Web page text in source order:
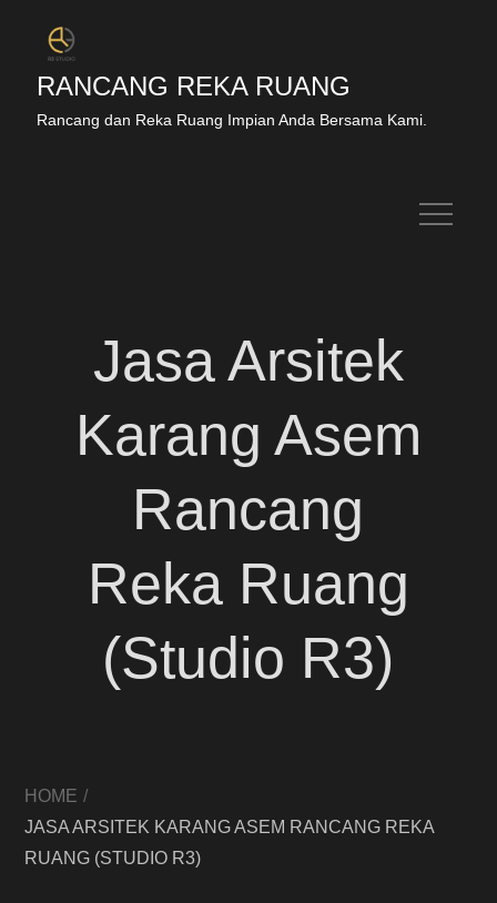
RANCANG REKA RUANG
Rancang dan Reka Ruang Impian Anda Bersama Kami.
Jasa Arsitek
Karang Asem
Rancang
Reka Ruang
(Studio R3)
HOME
JASA ARSITEK KARANG ASEM RANCANG REKA
RUANG (STUDIO R3)